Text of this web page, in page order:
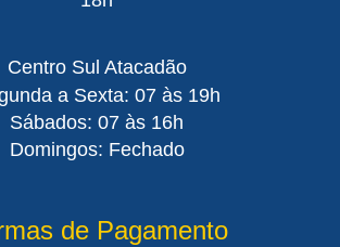
Centro Sul Atacadão
a Sexta: 07 às 19h
Sábados: 07 às 16h
Domingos: Fechado
de Pagamento